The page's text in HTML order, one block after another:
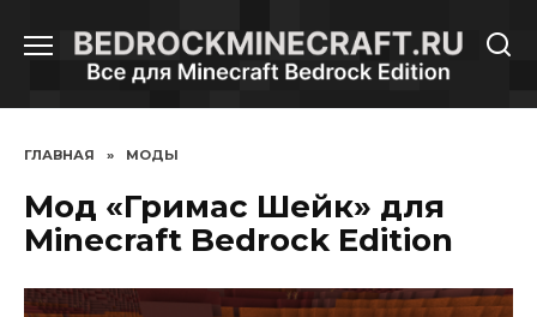
содержанию
ГЛАВНАЯ » МОДЫ
Мод «Гримас Шейк» для
Minecraft Bedrock Edition